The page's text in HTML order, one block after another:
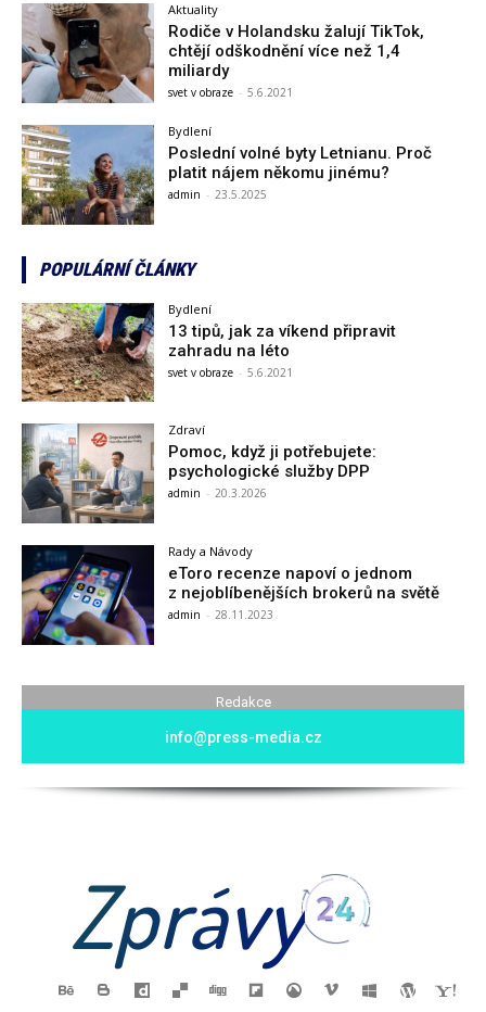
Aktuality
Rodiče v Holandsku žalují TikTok,
chtějí odškodnění více než 1,4
miliardy
svet v obraze - 5.6.2021
Bydlení
Poslední volné byty Letnianu. Proč
platit nájem někomu jinému?
admin - 23.5.2025
POPULÁRNÍ ČLÁNKY
Bydlení
13 tipů, jak za víkend připravit
zahradu na léto
svet v obraze - 5.6.2021
Zdraví
Pomoc, když ji potřebujete:
psychologické služby DPP
admin - 20.3.2026
Rady a Návody
eToro recenze napoví o jednom
z nejoblíbenějších brokerů na světě
admin - 28.11.2023
Redakce
info@press-media.cz
Zprávy